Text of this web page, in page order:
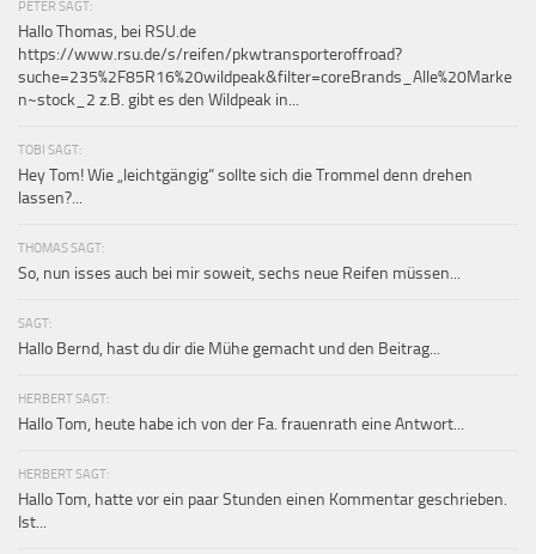
PETER SAGT:
Hallo Thomas, bei RSU.de
https://www.rsu.de/s/reifen/pkwtransporteroffroad?
suche=235%2F85R16%20wildpeak&filter=coreBrands_Alle%20Marke
n~stock_2 z.B. gibt es den Wildpeak in...
TOBI SAGT:
Hey Tom! Wie „leichtgängig“ sollte sich die Trommel denn drehen
lassen?...
THOMAS SAGT:
So, nun isses auch bei mir soweit, sechs neue Reifen müssen...
SAGT:
Hallo Bernd, hast du dir die Mühe gemacht und den Beitrag...
HERBERT SAGT:
Hallo Tom, heute habe ich von der Fa. frauenrath eine Antwort...
HERBERT SAGT:
Hallo Tom, hatte vor ein paar Stunden einen Kommentar geschrieben.
Ist...